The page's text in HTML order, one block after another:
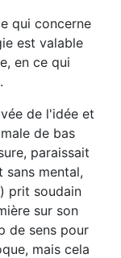
qui concerne
est valable
en ce qui
de l'idée et
de bas
paraissait
sans mental,
prit soudain
sur son
de sens pour
mais cela